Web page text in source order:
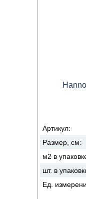
Артикул:
Размер, см:
м2 в
шт. в
Ед.